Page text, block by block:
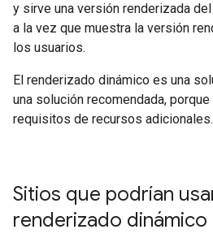
y sirve una versión renderizada
a la vez que muestra la versión
los usuarios.
El renderizado dinámico es una
una solución recomendada,
requisitos de recursos adicionales.
Sitios que podrían
renderizado dinámico